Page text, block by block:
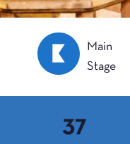
Main
Stage
37